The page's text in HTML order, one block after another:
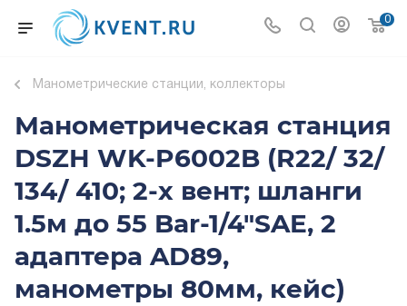
0
Манометрические станции, коллекторы
Манометрическая станция
DSZH WK-P6002B (R22/ 32/
134/ 410; 2-х вент; шланги
1.5м до 55 Bar-1/4"SAE, 2
адаптера AD89,
манометры 80мм, кейс)